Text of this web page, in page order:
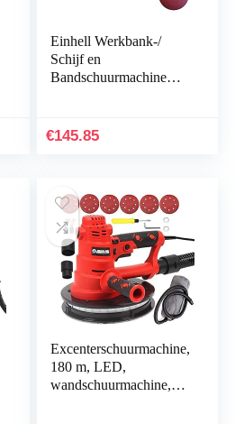
Einhell Werkbank-/
Schijf en
Bandschuurmachine
aluminium steuntafel…
€145.85
Excenterschuurmachine,
180 m, LED,
wandschuurmachine,